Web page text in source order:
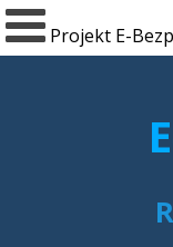
Projekt E-